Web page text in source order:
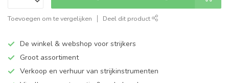
Toevoegen om te vergelijken Deel dit product
De winkel & webshop voor strijkers
Groot assortiment
Verkoop en verhuur van strijkinstrumenten